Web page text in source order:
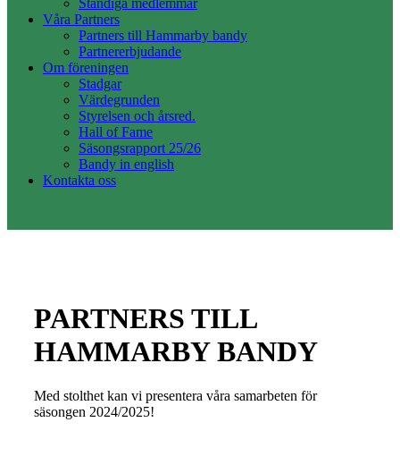
Våra Partners
Partners till Hammarby bandy
Partnererbjudande
Om föreningen
Stadgar
Värdegrunden
Styrelsen och årsred.
Hall of Fame
Säsongsrapport 25/26
Bandy in english
Kontakta oss
PARTNERS TILL
HAMMARBY BANDY
Med stolthet kan vi presentera våra samarbeten för
säsongen 2024/2025!